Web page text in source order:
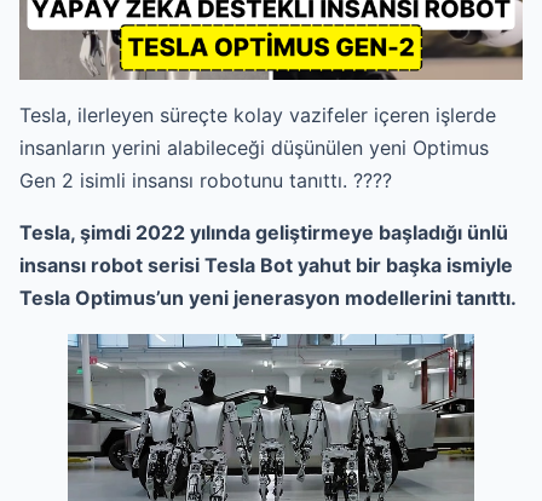
Tesla, ilerleyen süreçte kolay vazifeler içeren işlerde
insanların yerini alabileceği düşünülen yeni Optimus
Gen 2 isimli insansı robotunu tanıttı. ????
Tesla, şimdi 2022 yılında geliştirmeye başladığı ünlü
insansı robot serisi Tesla Bot yahut bir başka ismiyle
Tesla Optimus’un yeni jenerasyon modellerini tanıttı.